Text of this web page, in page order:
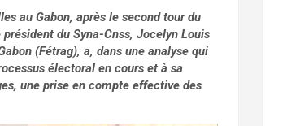
au Gabon, après le second tour du
du Syna-Cnss, Jocelyn Louis
(Fétrag), a, dans une analyse qui
électoral en cours et à sa
une prise en compte effective des